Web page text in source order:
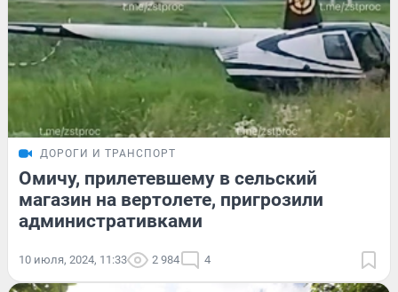
ДОРОГИ И ТРАНСПОРТ
Омичу, прилетевшему в сельский
магазин на вертолете, пригрозили
административками
10 июля, 2024, 11:33 2 984 4